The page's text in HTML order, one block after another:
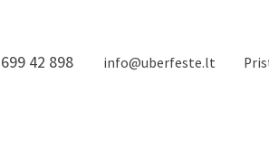
42 898 info@uberfeste.lt